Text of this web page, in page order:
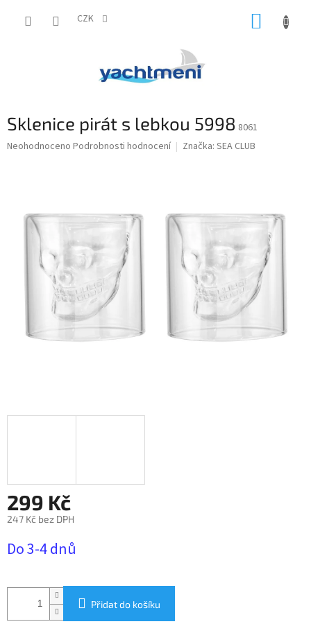
CZK
Sklenice pirát s lebkou 5998 8061
Průměrné
hvězdiček.
Neohodnoceno Podrobnosti hodnocení Značka: SEA CLUB
299 Kč
247 Kč bez DPH
cena:
Do 3-4 dnů
Přidat do košíku